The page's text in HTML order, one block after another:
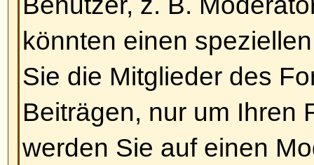
klicken Sie bitte auf dieAntwort
Schaltfläche. Sie können auch
Umfrage festlegen, 0 steht
dauernde Umfrage. Es gibt eine
an Antwortoptionen, diese wird
festgelegt.